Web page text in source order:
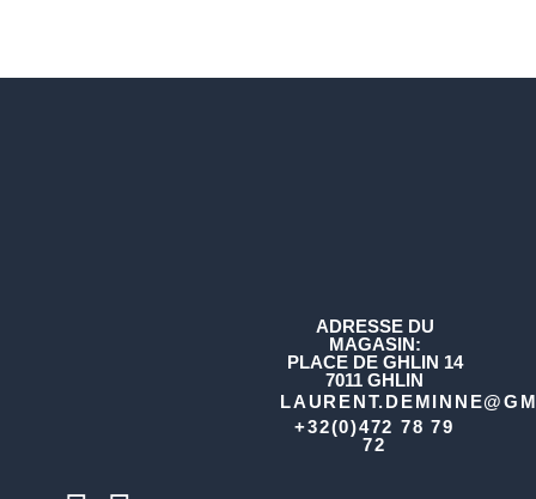
ADRESSE DU
MAGASIN:
PLACE DE GHLIN 14
7011 GHLIN
+32(0)472 78 79
72